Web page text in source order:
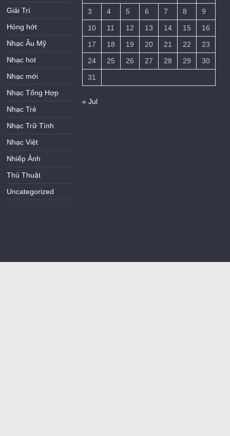
Giải Trí
Hóng hớt
Nhạc Âu Mỹ
Nhạc hot
Nhạc mới
Nhạc Tổng Hợp
Nhạc Trẻ
Nhạc Trữ Tình
Nhạc Việt
Nhiếp Ảnh
Thủ Thuật
Uncategorized
3
4 5 6 7 8
9
10
11 12 13 14 15
16
17
18 19 20 21 22
23
24
25 26 27 28 29
30
31
« Jul